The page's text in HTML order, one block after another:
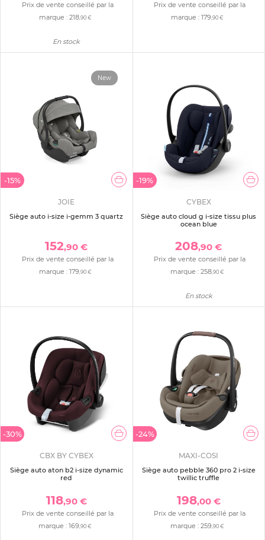
Prix de vente conseillé par la
marque : 218,90 €
En stock
Prix de vente conseillé par la
marque :179,90 €
-15%
New
JOIE
Siège auto i-size i-gemm 3 quartz
152,90 €
Prix de vente conseillé par la
marque : 179 ,90 €
-19%
CYBEX
Siège auto cloud g i-size tissu plus
ocean blue
208,90 €
Prix de vente conseillé par la
marque :258,90 €
En stock
-30%
CBX BY CYBEX
Siège auto aton b2 i-size dynamic
red
118,90 €
Prix de vente conseillé par la
marque :169 ,90 €
-24%
MAXI-COSI
Siège auto pebble 360 pro 2 i-size
twillic truffle
198,00 €
Prix de vente conseillé par la
marque :259 ,90 €